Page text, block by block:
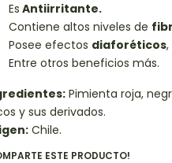
Es Antiirritante.
Contiene altos niveles de
Posee efectos diaforéticos
Entre otros beneficios más.
Pimienta roja,
y sus derivados.
Chile.
ESTE PRODUCTO!